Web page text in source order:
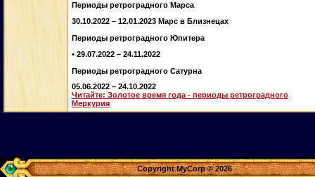
Периоды ретроградного Марса
30.10.2022 – 12.01.2023 Марс в Близнецах
Периоды ретроградного Юпитера
• 29.07.2022 – 24.11.2022
Периоды ретроградного Сатурна
05.06.2022 – 24.10.2022
Читайте: Золотое время года - периоды ретроградного
Меркурия
Copyright MyCorp © 2026